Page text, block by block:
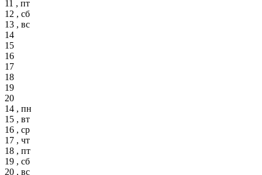
11 , пт
12 , сб
13 , вс
14
15
16
17
18
19
20
14 , пн
15 , вт
16 , ср
17 , чт
18 , пт
19 , сб
20 , вс